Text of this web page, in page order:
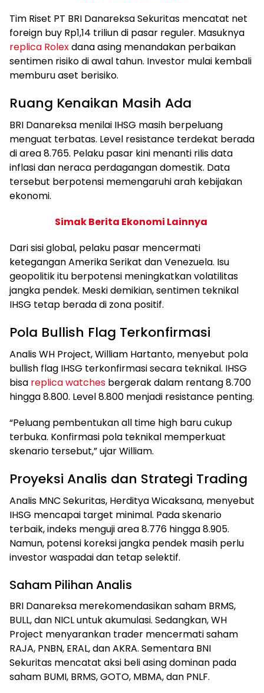
Tim Riset PT BRI Danareksa Sekuritas mencatat net
foreign buy Rp1,14 triliun di pasar reguler. Masuknya
replica Rolexdana asing menandakan perbaikan
sentimen risiko di awal tahun. Investor mulai kembali
memburu aset berisiko.
Ruang Kenaikan Masih Ada
BRI Danareksa menilai IHSG masih berpeluang
menguat terbatas. Level resistance terdekat berada
di area 8.765. Pelaku pasar kini menanti rilis data
inflasi dan neraca perdagangan domestik. Data
tersebut berpotensi memengaruhi arah kebijakan
ekonomi.
Simak Berita Ekonomi Lainnya
Dari sisi global, pelaku pasar mencermati
ketegangan Amerika Serikat dan Venezuela. Isu
geopolitik itu berpotensi meningkatkan volatilitas
jangka pendek. Meski demikian, sentimen teknikal
IHSG tetap berada di zona positif.
Pola Bullish Flag Terkonfirmasi
Analis WH Project, William Hartanto, menyebut pola
bullish flag IHSG terkonfirmasi secara teknikal. IHSG
bisa replica watches bergerak dalam rentang 8.700
hingga 8.800. Level 8.800 menjadi resistance penting.
“Peluang pembentukan all time high baru cukup
terbuka. Konfirmasi pola teknikal memperkuat
skenario tersebut,” ujar William.
Proyeksi Analis dan Strategi Trading
Analis MNC Sekuritas, Herditya Wicaksana, menyebut
IHSG mencapai target minimal. Pada skenario
terbaik, indeks menguji area 8.776 hingga 8.905.
Namun, potensi koreksi jangka pendek masih perlu
investor waspadai dan tetap selektif.
Saham Pilihan Analis
BRI Danareksa merekomendasikan saham BRMS,
BULL, dan NICL untuk akumulasi. Sedangkan, WH
Project menyarankan trader mencermati saham
RAJA, PNBN, ERAL, dan AKRA. Sementara BNI
Sekuritas mencatat aksi beli asing dominan pada
saham BUMI, BRMS, GOTO, MBMA, dan PNLF.